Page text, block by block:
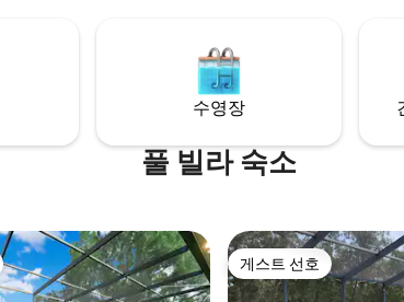
므로 게스트가 체크아웃할
또는 기타 청소를 할 필요가
하우스키핑 직원이 도와드
수영장
풀 빌라 숙소
게스트 선호
게스트 선호